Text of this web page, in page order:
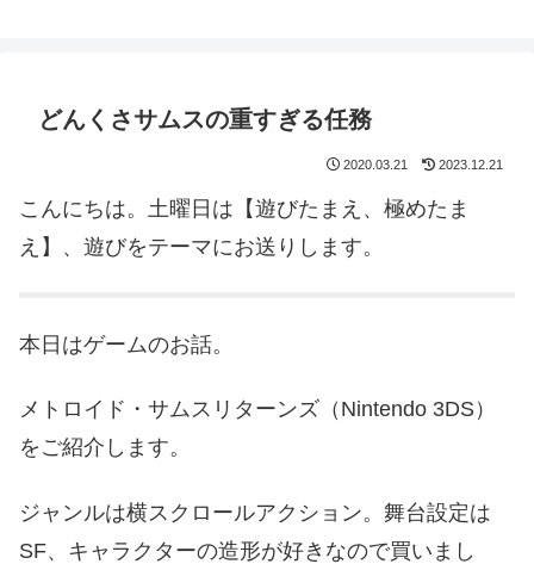
どんくさサムスの重すぎる任務
2020.03.21 2023.12.21
こんにちは。土曜日は【遊びたまえ、極めたま
え】、遊びをテーマにお送りします。
本日はゲームのお話。
メトロイド・サムスリターンズ（Nintendo 3DS）
をご紹介します。
ジャンルは横スクロールアクション。舞台設定は
SF、キャラクターの造形が好きなので買いまし